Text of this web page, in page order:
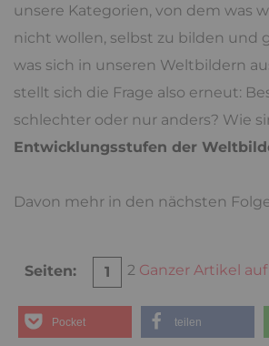
unsere Kategorien, von dem was
nicht wollen, selbst zu bilden und
was sich in unseren Weltbildern
stellt sich die Frage also erneut:
schlechter oder nur anders? Wie
Entwicklungsstufen der
Davon mehr in den nächsten
Seiten: 1 2 Ganzer Artikel
Pocket teilen